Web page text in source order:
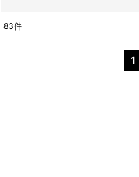
83件
1